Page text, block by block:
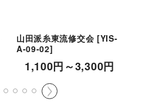
山田派糸東流修交会 [YIS-
A-09-02]
1,100円～3,300円